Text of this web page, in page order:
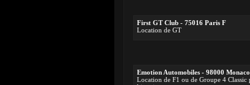
First GT Club - 75016 Paris F
Location de GT
Emotion Automobiles - 98000
Location de F1 ou de Groupe 4 Classic